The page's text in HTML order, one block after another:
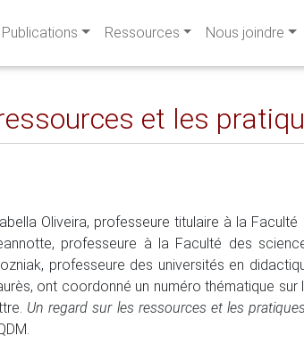
Publications Ressources Nous joindre
et les
Oliveira, professeure titulaire à la
professeure à la Faculté des
professeure des universités en
ont coordonné un numéro thématique
Un regard sur les ressources et les